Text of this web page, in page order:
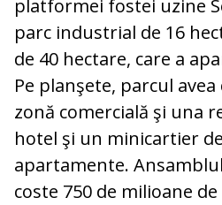
platformei fostei uzine
parc industrial de 16
de 40 hectare, care a
Pe planşete, parcul
zonă comercială şi una
hotel şi un minicartier
apartamente.
coste 750 de milioane